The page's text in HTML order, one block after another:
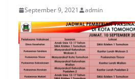
September 9, 2021 admin